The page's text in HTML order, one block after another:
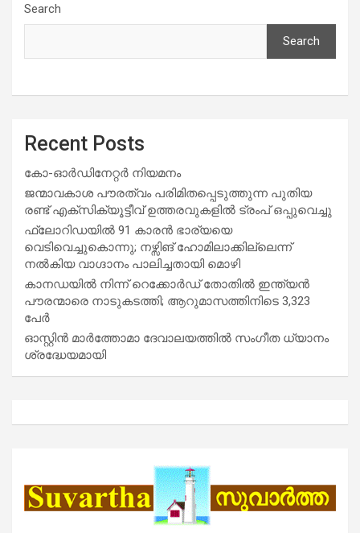
Search
Search
Recent Posts
കോ-ഓർഡിനേറ്റർ നിയമനം
ജന്മാവകാശ പൗരത്വം പരിമിതപ്പെടുത്തുന്ന പുതിയ
രണ്ട് എക്സിക്യൂട്ടീവ് ഉത്തരവുകളിൽ ട്രംപ് ഒപ്പുവെച്ചു
ഫ്ലോറിഡയിൽ 91 കാരൻ ഭാര്യയെ
വെടിവെച്ചുകൊന്നു; നഴ്സിങ് ഹോമിലാക്കില്ലെന്ന്
നൽകിയ വാഗ്ദാനം പാലിച്ചതായി മൊഴി
കാനഡയിൽ നിന്ന് റെക്കോർഡ് തോതിൽ ഇന്ത്യൻ
പൗരന്മാരെ നാടുകടത്തി; ആറുമാസത്തിനിടെ 3,323
പേർ
ഓസ്റ്റിൻ മാർത്തോമാ ദേവാലയത്തിൽ സംഗീത ധ്യാനം
ശ്രദ്ധേയമായി